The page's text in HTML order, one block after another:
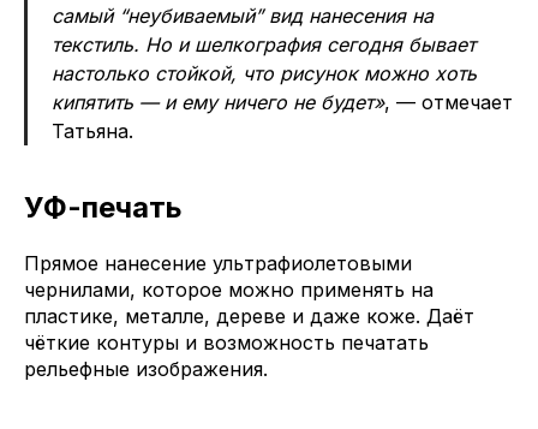
самый “неубиваемый” вид нанесения на
текстиль. Но и шелкография сегодня бывает
настолько стойкой, что рисунок можно хоть
кипятить — и ему ничего не будет», — отмечает
Татьяна.
УФ-печать
Прямое нанесение ультрафиолетовыми
чернилами, которое можно применять на
пластике, металле, дереве и даже коже. Даёт
чёткие контуры и возможность печатать
рельефные изображения.